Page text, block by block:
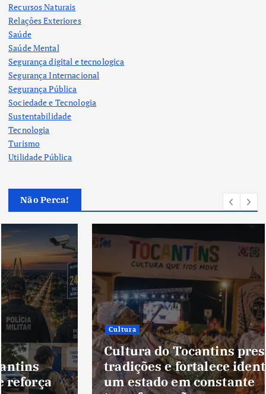
Recursos Naturais
Relações Exteriores
Saúde
Saúde Mental
Segurança digital e tecnologica
Segurança Internacional
Segurança Pública
Sociedade e Tecnologia
Sustentabilidade
Tecnologia
Turismo
Utilidade Pública
Não Perca!
Cultura
Cultura do Tocantins preserva
tradições e fortalece identidade de
um estado em constante